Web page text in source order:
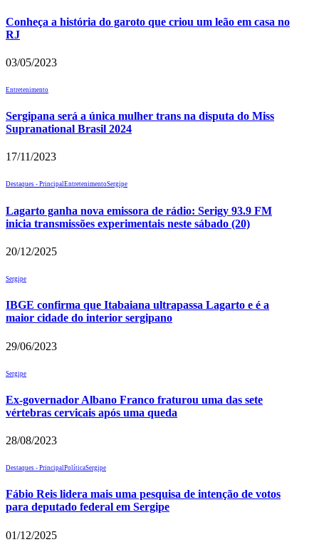
Conheça a história do garoto que criou um leão em casa no
RJ
03/05/2023
Entretenimento
Sergipana será a única mulher trans na disputa do Miss
Supranational Brasil 2024
17/11/2023
Destaques - PrincipalEntretenimentoSergipe
Lagarto ganha nova emissora de rádio: Serigy 93.9 FM
inicia transmissões experimentais neste sábado (20)
20/12/2025
Sergipe
IBGE confirma que Itabaiana ultrapassa Lagarto e é a
maior cidade do interior sergipano
29/06/2023
Sergipe
Ex-governador Albano Franco fraturou uma das sete
vértebras cervicais após uma queda
28/08/2023
Destaques - PrincipalPolíticaSergipe
Fábio Reis lidera mais uma pesquisa de intenção de votos
para deputado federal em Sergipe
01/12/2025